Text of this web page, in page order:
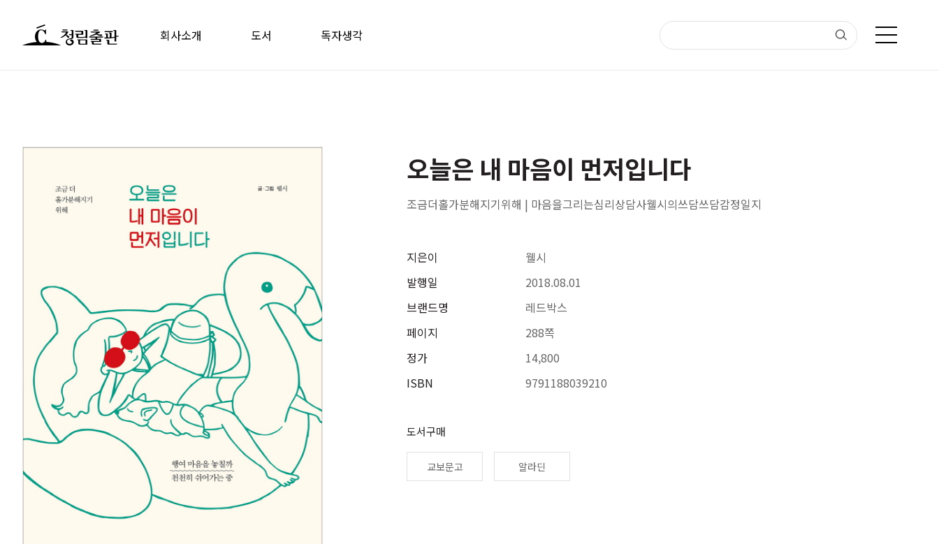
회사소개 도서 독자생각
오늘은 내 마음이 먼저입니다
조금더홀가분해지기위해 | 마음을그리는심리상담사웰시의쓰담쓰담감정일지
지은이
발행일
브랜드명
페이지
정가
ISBN
웰시
2018.08.01
레드박스
288쪽
14,800
9791188039210
도서구매
교보문고 알라딘